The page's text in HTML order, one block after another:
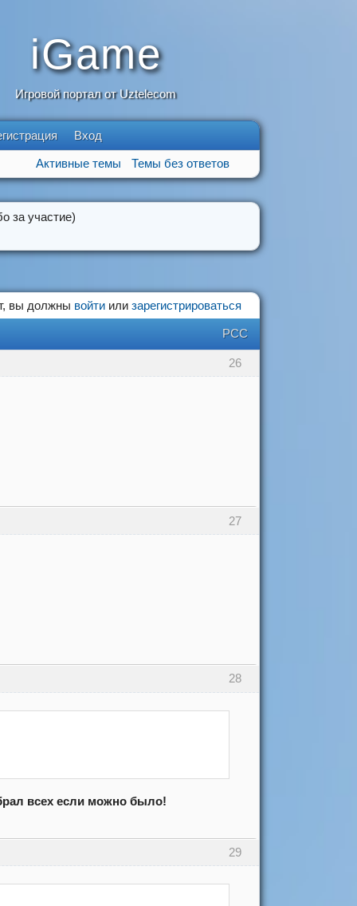
iGame
Игровой портал от Uztelecom
Вход
Активные темы Темы без ответов
за участие)
вы должны войтиили зарегистрироваться
РСС
26
27
28
всех если можно было!
29